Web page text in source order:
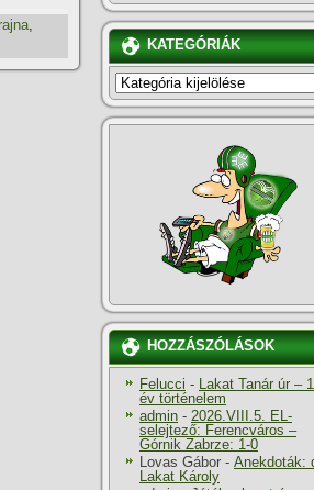
,
KATEGÓRIÁK
KATEGÓRIÁK
HOZZÁSZÓLÁSOK
Felucci - Lakat Tanár úr –
év történelem
admin - 2026.VIII.5. EL-
selejtező: Ferencváros –
Górnik Zabrze: 1-0
Lovas Gábor - Anekdoták:
Lakat Károly